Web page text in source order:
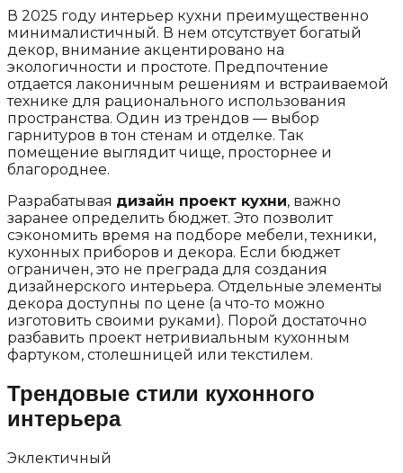
В 2025 году интерьер кухни преимущественно
минималистичный. В нем отсутствует богатый
декор, внимание акцентировано на
экологичности и простоте. Предпочтение
отдается лаконичным решениям и встраиваемой
технике для рационального использования
пространства. Один из трендов — выбор
гарнитуров в тон стенам и отделке. Так
помещение выглядит чище, просторнее и
благороднее.
Разрабатывая дизайн проект кухни, важно
заранее определить бюджет. Это позволит
сэкономить время на подборе мебели, техники,
кухонных приборов и декора. Если бюджет
ограничен, это не преграда для создания
дизайнерского интерьера. Отдельные элементы
декора доступны по цене (а что-то можно
изготовить своими руками). Порой достаточно
разбавить проект нетривиальным кухонным
фартуком, столешницей или текстилем.
Трендовые стили кухонного
интерьера
Эклектичный